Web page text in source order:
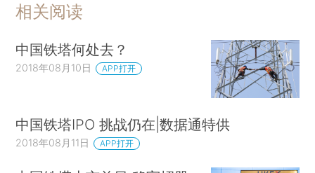
相关阅读
中国铁塔何处去？
2018年08月10日 APP打开
中国铁塔IPO 挑战仍在|数据通特供
2018年08月11日 APP打开